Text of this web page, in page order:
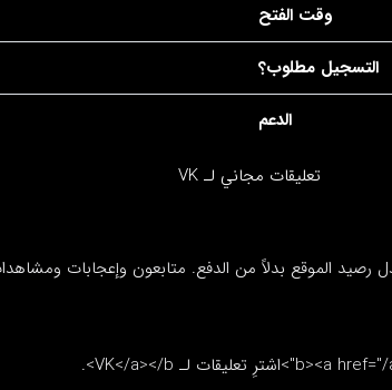
وقت الفتح
التسجيل مطلوب؟
الدعم
تعليقات مجاني لـ VK